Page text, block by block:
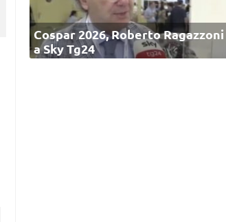
Cospar 2026, Roberto Ragazzoni
a Sky Tg24